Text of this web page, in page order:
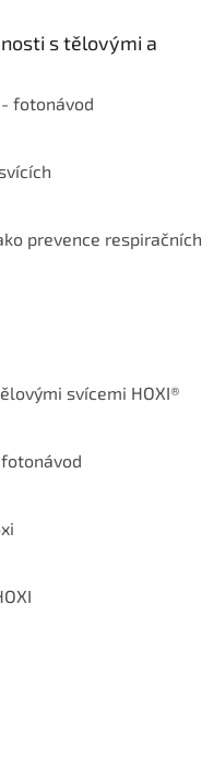
s tělovými a
- fotonávod
prevence respiračních
svícemi HOXI®